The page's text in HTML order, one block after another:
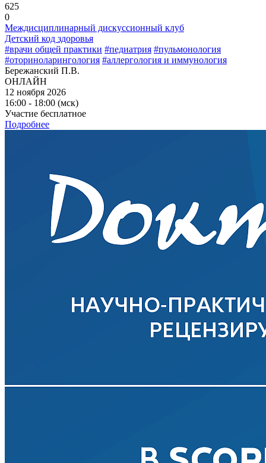
625
0
Междисциплинарный дискуссионный клуб
Детский код здоровья
#врачи общей практики #педиатрия #пульмонология
#оториноларингология #аллергология и иммунология
Бережанский П.В.
ОНЛАЙН
12 ноября 2026
16:00 - 18:00 (мск)
Участие бесплатное
Подробнее